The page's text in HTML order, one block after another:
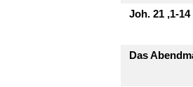
Joh. 21 ,1-
Das